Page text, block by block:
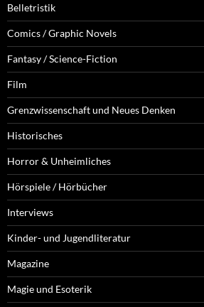
Belletristik
Comics / Graphic Novels
Fantasy / Science-Fiction
Film
Grenzwissenschaft und Neues Denken
Historisches
Horror & Unheimliches
Hörspiele / Hörbücher
Interviews
Kinder- und Jugendliteratur
Magazine
Magie und Esoterik